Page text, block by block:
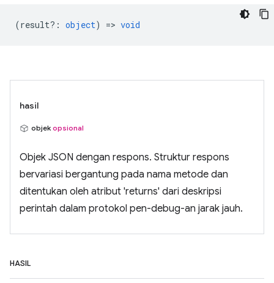
(result? : object) => void
hasil
objek opsional
Objek JSON dengan respons. Struktur respons
bervariasi bergantung pada nama metode dan
ditentukan oleh atribut 'returns' dari deskripsi
perintah dalam protokol pen-debug-an jarak jauh.
HASIL